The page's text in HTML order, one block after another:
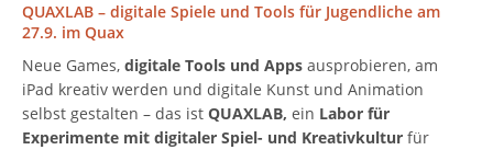
QUAXLAB – digitale Spiele und Tools für Jugendliche am
27.9. im Quax
Neue Games, digitale Tools und Apps ausprobieren, am
iPad kreativ werden und digitale Kunst und Animation
selbst gestalten – das ist QUAXLAB, ein Labor für
Experimente mit digitaler Spiel- und Kreativkultur für